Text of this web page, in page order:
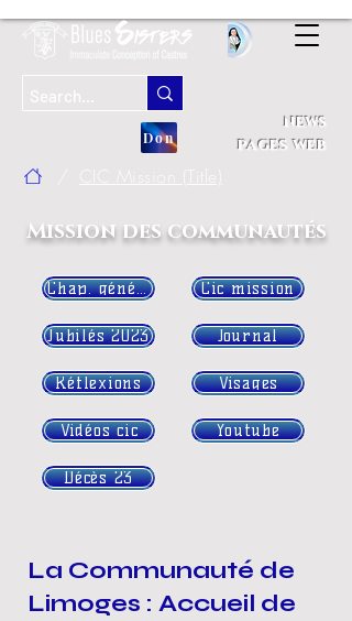
Don
news
pages web
CIC Mission (Title)
Mission des communautés
Chap. général
Jubilés 2023
Réflexions
Vidéos cic
Décès 23
Cic mission
Journal
Visages
Youtube
La Communauté de
Limoges : Accueil de